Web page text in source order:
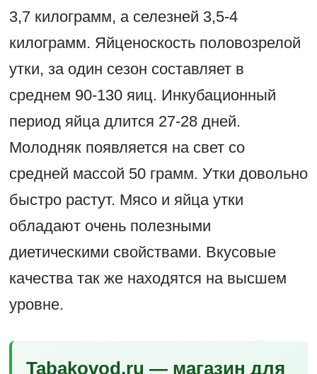
3,7 килограмм, а селезней 3,5-4
килограмм. Яйценоскость половозрелой
утки, за один сезон составляет в
среднем 90-130 яиц. Инкубационный
период яйца длится 27-28 дней.
Молодняк появляется на свет со
средней массой 50 грамм. Утки довольно
быстро растут. Мясо и яйца утки
обладают очень полезными
диетическими свойствами. Вкусовые
качества так же находятся на высшем
уровне.
Tabakovod.ru — магазин для